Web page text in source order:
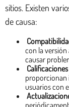
sitios. Existen
de causa:
con la
causar
proporcionan
usuarios con